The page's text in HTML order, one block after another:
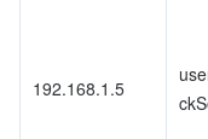
192.168.1.5